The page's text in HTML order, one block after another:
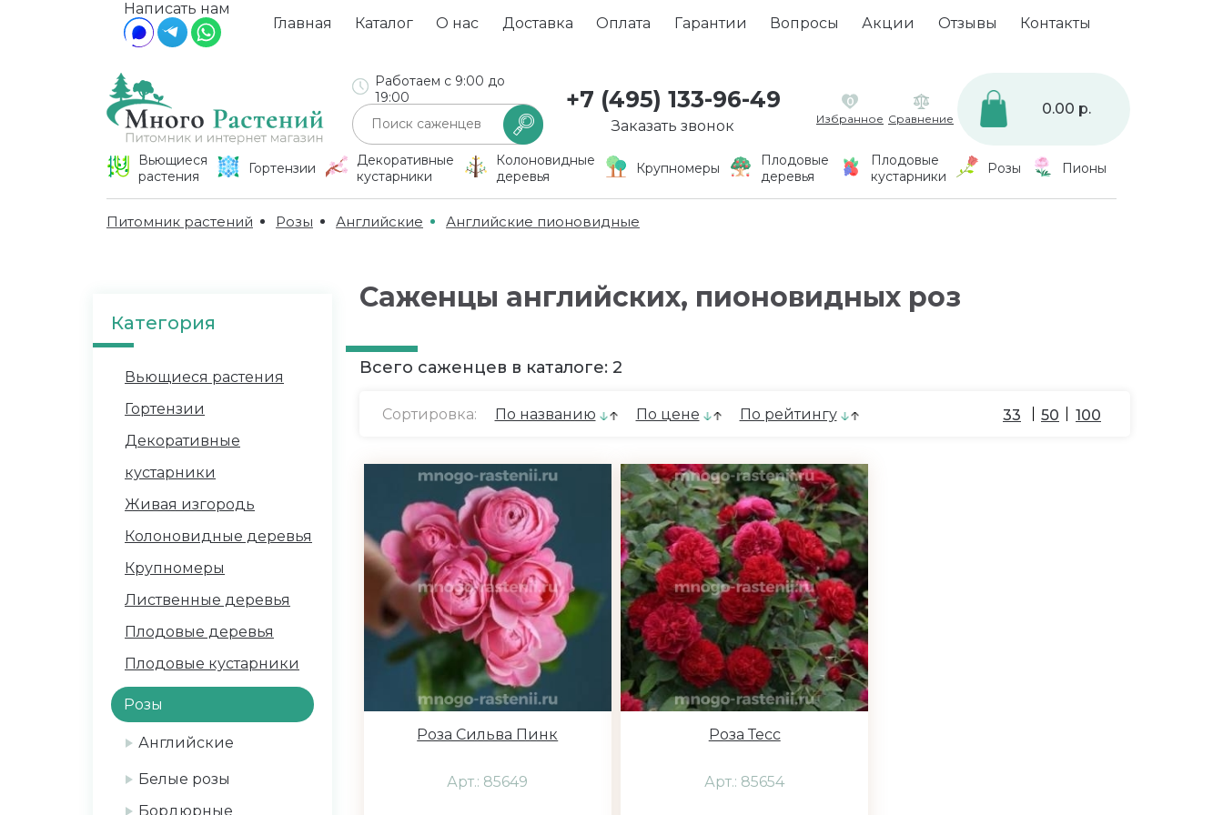
Главная Каталог О нас Доставка Оплата Гарантии Вопросы Акции Отзывы Контакты
Написать нам
Работаем с 9:00 до
19:00
+7 (495) 133-96-49
Заказать звонок
0
Избранное Сравнение
0.00 р.
Вьющиеся
растения
Гортензии
Декоративные
кустарники
Колоновидные
деревья
Крупномеры
Плодовые
деревья
Плодовые
кустарники
Розы Пионы
Питомник растений Розы Английские Английские пионовидные
Саженцы английских, пионовидных роз
Всего саженцев в каталоге: 2
Сортировка: По названию По цене По рейтингу 33 50 100
Роза Сильва Пинк
Арт.: 85649
Роза Тесс
Арт.: 85654
Категория
Вьющиеся растения
Гортензии
Декоративные
кустарники
Живая изгородь
Колоновидные деревья
Крупномеры
Лиственные деревья
Плодовые деревья
Плодовые кустарники
Розы
Английские
Белые розы
Бордюрные